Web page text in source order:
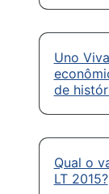
Uno
de
Qual o
LT 2015?